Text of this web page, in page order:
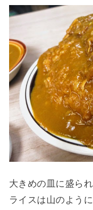
大きめの皿に盛ら
ライスは山のよう